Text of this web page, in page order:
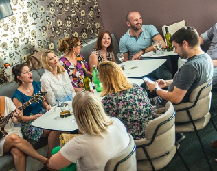
UKLJUČITE NOTIFIKACIJE